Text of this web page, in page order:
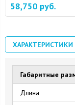
15 August
58,750 руб.
ХАРАКТЕРИСТИКИ
Габаритные
Длина